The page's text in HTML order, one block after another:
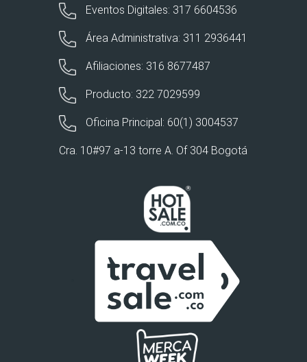
Eventos Digitales: 317 6604536
Área Administrativa: 311 2936441
Afiliaciones: 316 8677487
Producto: 322 7029599
Oficina Principal: 60(1) 3004537
Cra. 10#97 a-13 torre A. Of 304 Bogotá